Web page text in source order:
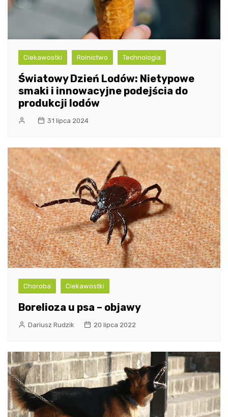
Ciekawostki Rolnictwo Technologia
Światowy Dzień Lodów: Nietypowe
smaki i innowacyjne podejścia do
produkcji lodów
31 lipca 2024
Choroba Ciekawostki
Borelioza u psa – objawy
Dariusz Rudzik 20 lipca 2022